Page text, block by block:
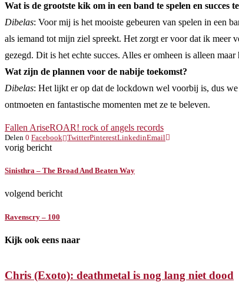
Wat is de grootste kik om in een band te spelen en succes
Dibelas: Voor mij is het mooiste gebeuren van spelen in een
als iemand tot mijn ziel spreekt. Het zorgt er voor dat ik meer
gezegd. Dit is het echte succes. Alles er omheen is alleen
Wat zijn de plannen voor de nabije toekomst?
Dibelas: Het lijkt er op dat de lockdown wel voorbij is, dus we
ontmoeten en fantastische momenten met ze te beleven.
Fallen AriseROAR! rock of angels records
Delen 0 Facebook TwitterPinterestLinkedinEmail
vorig bericht
Sinisthra – The Broad And Beaten Way
volgend bericht
Ravenscry – 100
Kijk ook eens naar
Chris (Exoto): deathmetal is nog lang niet dood